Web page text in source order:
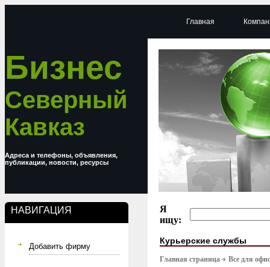
Бизнес
Северный
Кавказ
Адреса и телефоны, объявления,
публикации, новости, ресурсы
НАВИГАЦИЯ
Добавить фирму
Главная
Я
ищу:
Курьерские службы
Главная страница Все для